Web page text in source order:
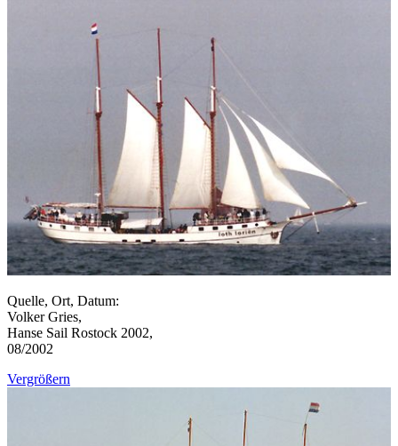
Quelle, Ort, Datum:
Volker Gries,
Hanse Sail Rostock 2002,
08/2002
Vergrößern